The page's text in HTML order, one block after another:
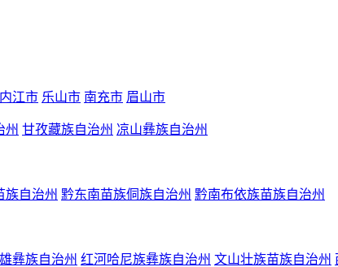
内江市 乐山市 南充市 眉山市
州 甘孜藏族自治州 凉山彝族自治州
族自治州 黔东南苗族侗族自治州 黔南布依族苗族自治州
彝族自治州 红河哈尼族彝族自治州 文山壮族苗族自治州